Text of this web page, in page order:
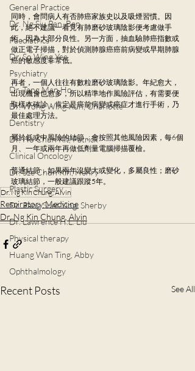
General Practice
Dr. Ng Siu Pan, Ben
Paediatrics
Dr. So Wing Yee
Psychiatry
Dr. Tang Man Ho
Dr. Wong Wing Kun, Charlotte
Dentistry
Dr. Ho Chun Kit, Patrick
Clinical Oncology
Dr. Sze Chun Kin, Henry
Plastic Surgery
Dr. Pang Suet Ying, Sherby
Dr. Lawrence H.L. Liu
Physical therapy
Huang Wan Ting, Abby
Ophthalmology
同時，會問病人有否肺癌家族史以及吸煙習慣。因
此，絕不建議一看見有肺磨砂玻璃陰影便考慮做手
術，因為大部分良性。另一方面，抽血驗肺癌指數或
做正電子掃描，對於偵測肺腺癌癌前病變或早期肺腺
癌的敏感度非常低。
再者，一個人往往有數粒磨砂玻璃陰影。年紀愈大，
出現機會也愈多，所以精準地作風險評估，有需要便
取樣本確診，肯定是癌前病變或癌症才進行手術，乃
最佳處理方法。
屬於低或中風險的結節，會按照其他風險因素，每6個
月、一年或兩年再做低劑量電腦掃描覆檢。
普通結節，如果兩年沒變大或變化，多屬良性；磨砂
玻璃結節，一般建議跟蹤5年。
Dr. Ng Kin Chung, Alvin
Respiratory Medicine
Dr. Ng Kin Chung, Alvin
Recent Posts See All